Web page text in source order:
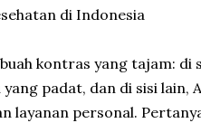
di Indonesia
kontras yang tajam:
padat, dan di sisi lain,
layanan personal.